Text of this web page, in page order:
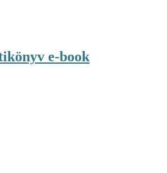
e-book